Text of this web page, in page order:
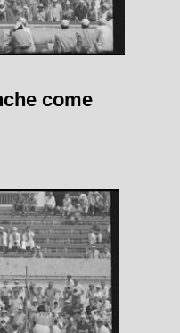
come